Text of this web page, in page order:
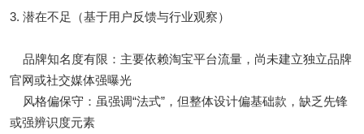
3. 潜在不足（基于用户反馈与行业观察）
品牌知名度有限：主要依赖淘宝平台流量，尚未建立独立品牌
官网或社交媒体强曝光
风格偏保守：虽强调“法式”，但整体设计偏基础款，缺乏先锋
或强辨识度元素